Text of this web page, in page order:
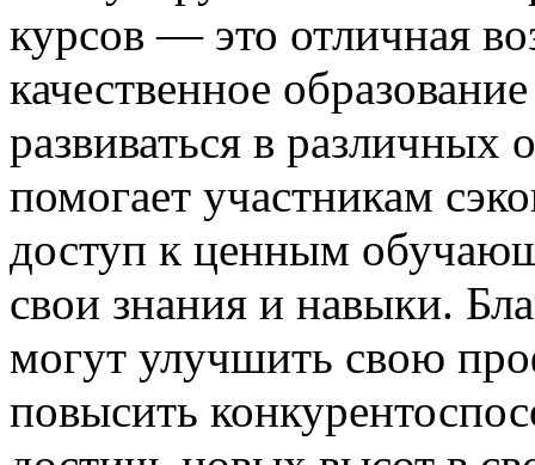
курсов — это отличная
качественное
развиваться в различных
помогает участникам
доступ к ценным
свои знания и навыки.
могут улучшить свою
повысить